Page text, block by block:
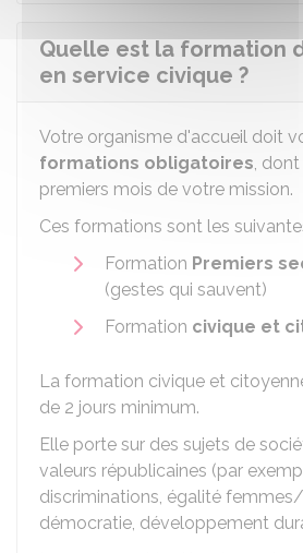
Quelle est la formation
en service civique ?
Votre organisme d'accueil doit
formations obligatoires,
premiers mois de votre mission.
Ces formations sont les
Formation Premiers
(gestes qui sauvent)
Formation civique et
La formation civique et
de 2 jours minimum.
Elle porte sur des sujets de
valeurs républicaines (par
discriminations, égalité
démocratie, développement